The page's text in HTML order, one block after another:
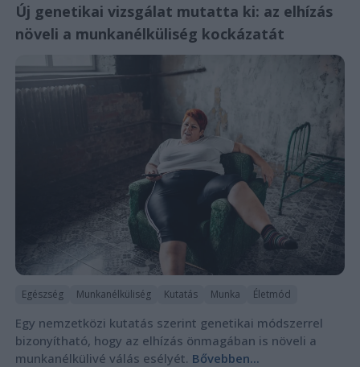
Új genetikai vizsgálat mutatta ki: az elhízás
növeli a munkanélküliség kockázatát
Egészség Munkanélküliség Kutatás Munka Életmód
Egy nemzetközi kutatás szerint genetikai módszerrel
bizonyítható, hogy az elhízás önmagában is növeli a
munkanélkülivé válás esélyét. Bővebben...